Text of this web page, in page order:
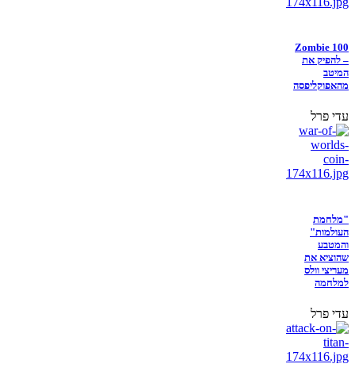
Zombie 100
– להפיק את
המיטב
מהאפוקליפסה
עדי פרל
"מלחמת
העולמות"
והמטבע
שהוציא את
מעריצי וולס
למלחמה
עדי פרל